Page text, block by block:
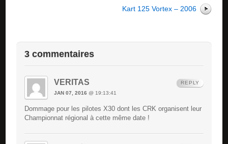
Kart 125 Vortex – 2006
3 commentaires
VERITAS
JAN 07, 2016 @ 19:13:41
Dommage pour les pilotes X30 dont les CRK organisent leur
Championnat régional à cette même date !
REPLY